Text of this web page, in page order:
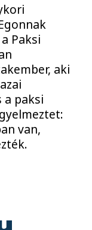
Paksi
aki
paksi
van,